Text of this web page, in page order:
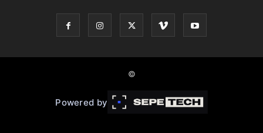
©
Powered by